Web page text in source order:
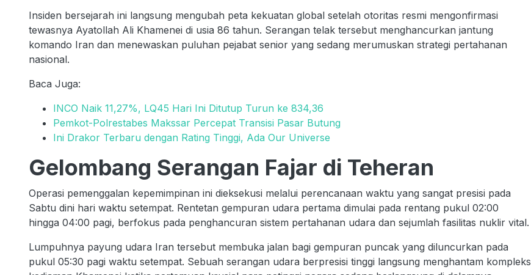
Insiden bersejarah ini langsung mengubah peta kekuatan global setelah otoritas resmi mengonfirmasi
tewasnya Ayatollah Ali Khamenei di usia 86 tahun. Serangan telak tersebut menghancurkan jantung
komando Iran dan menewaskan puluhan pejabat senior yang sedang merumuskan strategi pertahanan
nasional.
Baca Juga:
INCO Naik 11,27%, LQ45 Hari Ini Ditutup Turun ke 834,36
Pemkot-Polrestabes Makssar Percepat Transisi Pasar Butung
Ini Drakor Terbaru dengan Rating Tinggi, Ada Our Universe
Gelombang Serangan Fajar di Teheran
Operasi pemenggalan kepemimpinan ini dieksekusi melalui perencanaan waktu yang sangat presisi pada
Sabtu dini hari waktu setempat. Rentetan gempuran udara pertama dimulai pada rentang pukul 02:00
hingga 04:00 pagi, berfokus pada penghancuran sistem pertahanan udara dan sejumlah fasilitas nuklir vital.
Lumpuhnya payung udara Iran tersebut membuka jalan bagi gempuran puncak yang diluncurkan pada
pukul 05:30 pagi waktu setempat. Sebuah serangan udara berpresisi tinggi langsung menghantam kompleks